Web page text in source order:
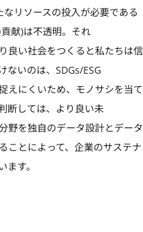
リソースの投入が必要である
献)は不透明。それ
良い社会をつくると私たちは信
ないのは、SDGs/ESG
えにくいため、モノサシを当て
断しては、より良い未
野を独自のデータ設計とデータ
ことによって、企業のサステナ
す。